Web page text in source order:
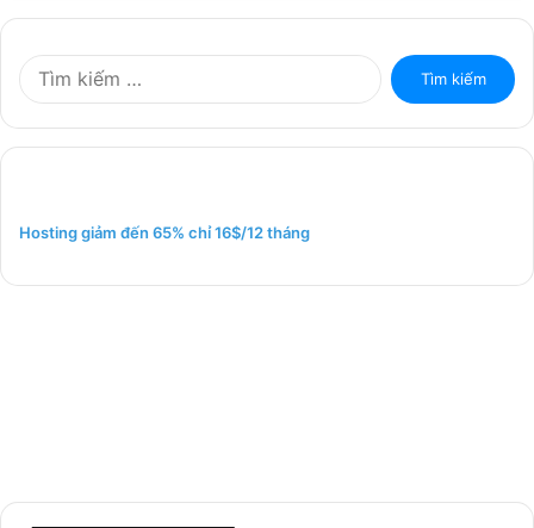
k
o
Hosting giảm đến 65% chỉ 16$/12 tháng